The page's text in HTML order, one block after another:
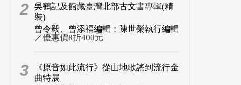
2 吳鶴記及館藏臺灣北部古文書專輯(精
裝)
曾令毅、曾添福編輯；陳世榮執行編輯
／優惠價8折400元
3
《原音如此流行》從山地歌謠到流行金
曲特展